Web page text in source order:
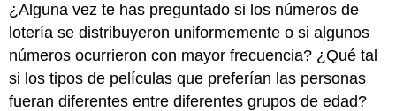
¿Alguna vez te has preguntado si los números de
lotería se distribuyeron uniformemente o si algunos
números ocurrieron con mayor frecuencia? ¿Qué tal
si los tipos de películas que preferían las personas
fueran diferentes entre diferentes grupos de edad?